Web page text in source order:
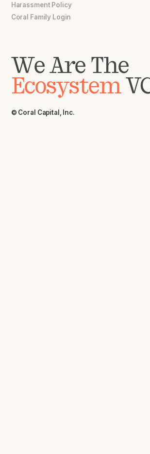
Harassment Policy
Coral Family Login
We Are The
Ecosystem
© Coral Capital, Inc.